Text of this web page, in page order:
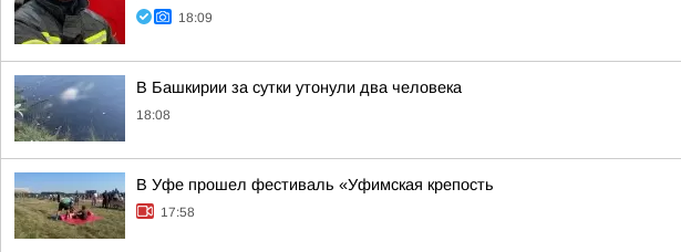
18:09
В Башкирии за сутки утонули два человека
18:08
В Уфе прошел фестиваль «Уфимская крепость
17:58